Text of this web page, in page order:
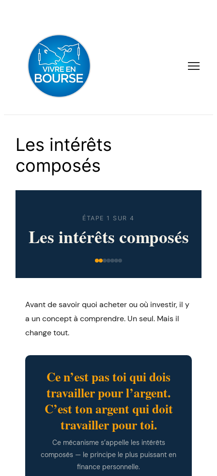
Les intérêts
composés
ÉTAPE 1 SUR 4
Les intérêts composés
Avant de savoir quoi acheter ou où investir, il y
a un concept à comprendre. Un seul. Mais il
change tout.
Ce n’est pas toi qui dois
travailler pour l’argent.
C’est ton argent qui doit
travailler pour toi.
Ce mécanisme s’appelle les intérêts
composés — le principe le plus puissant en
finance personnelle.